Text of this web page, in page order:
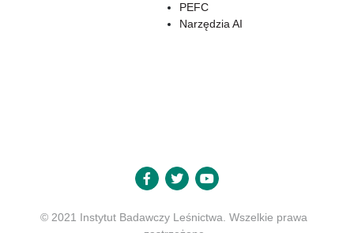
PEFC
Narzędzia AI
© 2021 Instytut Badawczy Leśnictwa. Wszelkie prawa